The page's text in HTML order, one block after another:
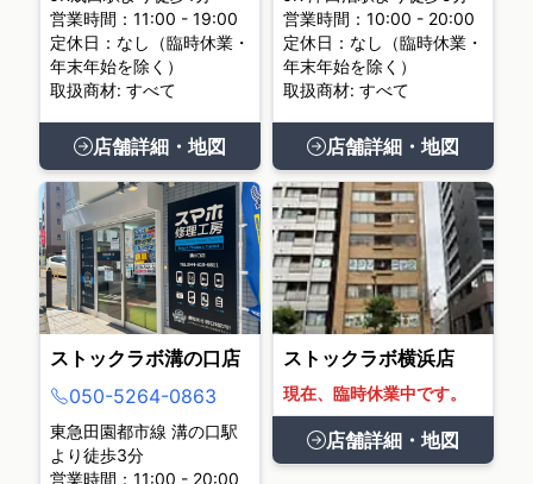
営業時間：11:00 - 19:00
定休日：なし（臨時休業・
年末年始を除く）
取扱商材: すべて
店舗詳細・地図
営業時間：10:00 - 20:00
定休日：なし（臨時休業・
年末年始を除く）
取扱商材: すべて
店舗詳細・地図
ストックラボ溝の口店
050-5264-0863
東急田園都市線 溝の口駅
より徒歩3分
営業時間：11:00 - 20:00
ストックラボ横浜店
現在、臨時休業中です。
店舗詳細・地図